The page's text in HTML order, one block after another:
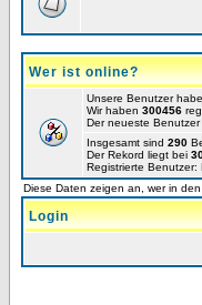
Wer ist online?
Unsere Benutzer
Wir haben 300456
Der neueste Benutzer
Insgesamt sind 290
Der Rekord liegt bei
Registrierte Benutzer:
Diese Daten zeigen an, wer in
Login